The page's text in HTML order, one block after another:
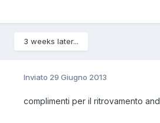
3 weeks later...
Inviato 29 Giugno 2013
complimenti per il ritrovamento